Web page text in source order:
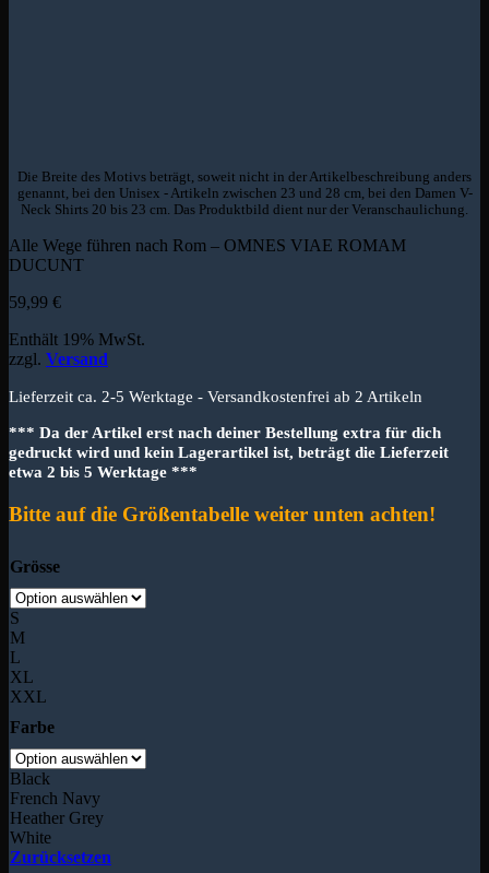
Die Breite des Motivs beträgt, soweit nicht in der Artikelbeschreibung anders
genannt, bei den Unisex - Artikeln zwischen 23 und 28 cm, bei den Damen V-
Neck Shirts 20 bis 23 cm. Das Produktbild dient nur der Veranschaulichung.
Alle Wege führen nach Rom – OMNES VIAE ROMAM
DUCUNT
59,99 €
Enthält 19% MwSt.
zzgl. Versand
Lieferzeit ca. 2-5 Werktage - Versandkostenfrei ab 2 Artikeln
*** Da der Artikel erst nach deiner Bestellung extra für dich
gedruckt wird und kein Lagerartikel ist, beträgt die Lieferzeit
etwa 2 bis 5 Werktage ***
Bitte auf die Größentabelle weiter unten achten!
Grösse
S
M
L
XL
XXL
Farbe
Black
French Navy
Heather Grey
White
Zurücksetzen